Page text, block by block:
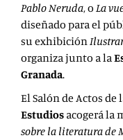
Pablo Neruda, o La
diseñado para el
su exhibición
organiza junto a la
Granada.
El Salón de Actos de
Estudios acogerá la
sobre la literatura de